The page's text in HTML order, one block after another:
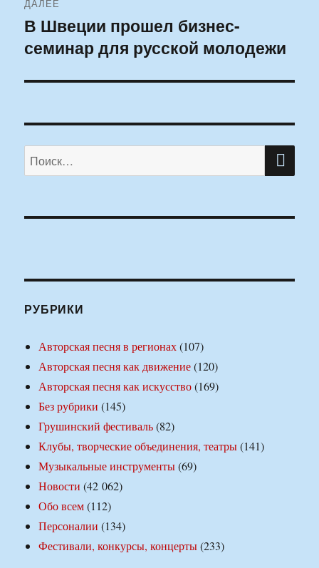
ДАЛЕЕ
Следующая
запись:
В Швеции прошел бизнес-
семинар для русской молодежи
Искать:
РУБРИКИ
Авторская песня в регионах(107)
Авторская песня как движение(120)
Авторская песня как искусство(169)
Без рубрики (145)
Грушинский фестиваль(82)
Клубы, творческие объединения, театры(141)
Музыкальные инструменты(69)
Новости (42 062)
Обо всем(112)
Персоналии (134)
Фестивали, конкурсы, концерты(233)